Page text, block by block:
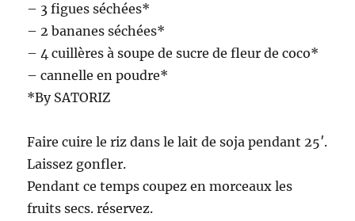
– 3 figues séchées*
– 2 bananes séchées*
– 4 cuillères à soupe de sucre de fleur de coco*
– cannelle en poudre*
*By SATORIZ
Faire cuire le riz dans le lait de soja pendant 25′.
Laissez gonfler.
Pendant ce temps coupez en morceaux les
fruits secs. réservez.